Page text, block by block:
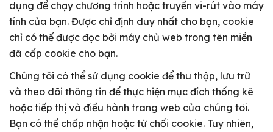
dụng để chạy chương trình hoặc truyền vi-rút vào máy
tính của bạn. Được chỉ định duy nhất cho bạn, cookie
chỉ có thể được đọc bởi máy chủ web trong tên miền
đã cấp cookie cho bạn.
Chúng tôi có thể sử dụng cookie để thu thập, lưu trữ
và theo dõi thông tin để thực hiện mục đích thống kê
hoặc tiếp thị và điều hành trang web của chúng tôi.
Bạn có thể chấp nhận hoặc từ chối cookie. Tuy nhiên,